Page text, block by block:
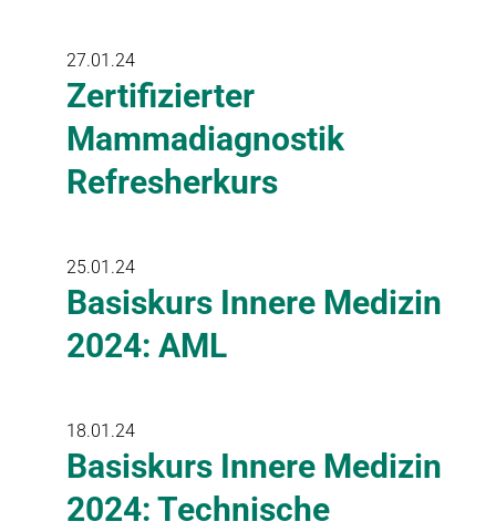
27.01.24
Zertifizierter
Mammadiagnostik
Refresherkurs
25.01.24
Basiskurs Innere Medizin
2024: AML
18.01.24
Basiskurs Innere Medizin
2024: Technische